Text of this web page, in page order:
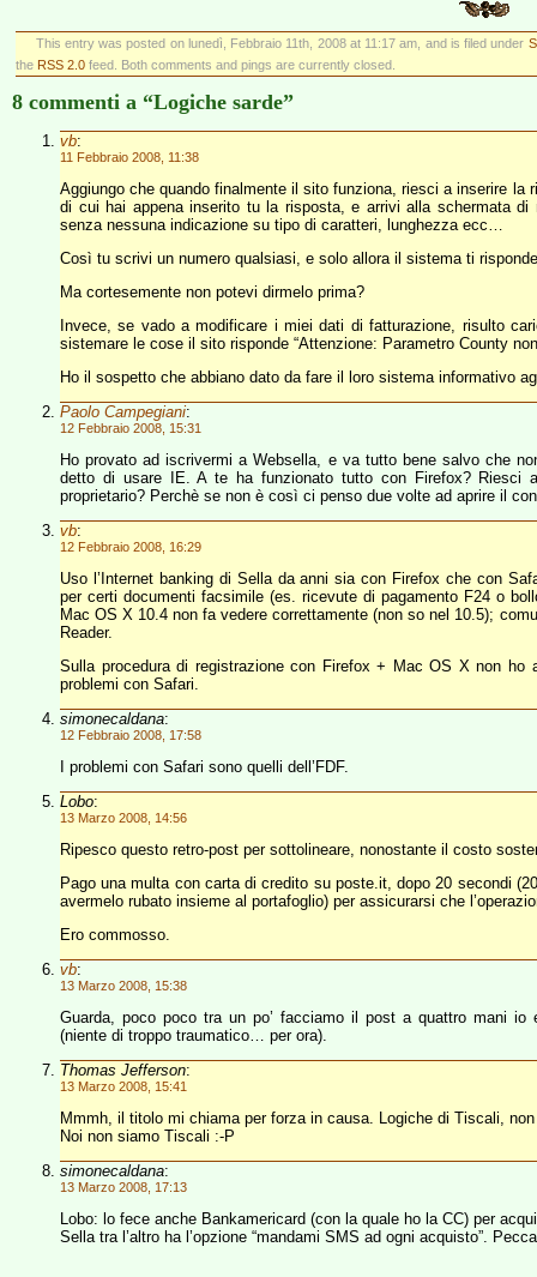
This entry was posted on lunedì, Febbraio 11th, 2008 at 11:17 am, and is filed under
the RSS 2.0 feed. Both comments and pings are currently closed.
8 commenti a “Logiche sarde”
vb:
11 Febbraio 2008, 11:38
Aggiungo che quando finalmente il sito funziona, riesci a inserire
di cui hai appena inserito tu la risposta, e arrivi alla schermata
senza nessuna indicazione su tipo di caratteri, lunghezza ecc…
Così tu scrivi un numero qualsiasi, e solo allora il sistema ti
Ma cortesemente non potevi dirmelo prima?
Invece, se vado a modificare i miei dati di fatturazione, risulto
sistemare le cose il sito risponde “Attenzione: Parametro County
Ho il sospetto che abbiano dato da fare il loro sistema informativo
Paolo Campegiani:
12 Febbraio 2008, 15:31
Ho provato ad iscrivermi a Websella, e va tutto bene salvo che
detto di usare IE. A te ha funzionato tutto con Firefox? Riesci
proprietario? Perchè se non è così ci penso due volte ad aprire il
vb:
12 Febbraio 2008, 16:29
Uso l’Internet banking di Sella da anni sia con Firefox che con
per certi documenti facsimile (es. ricevute di pagamento F24 o
Mac OS X 10.4 non fa vedere correttamente (non so nel 10.5);
Reader.
Sulla procedura di registrazione con Firefox + Mac OS X non
problemi con Safari.
simonecaldana:
12 Febbraio 2008, 17:58
I problemi con Safari sono quelli dell’FDF.
Lobo:
13 Marzo 2008, 14:56
Ripesco questo retro-post per sottolineare, nonostante il costo
Pago una multa con carta di credito su poste.it, dopo 20 secondi
avermelo rubato insieme al portafoglio) per assicurarsi che
Ero commosso.
vb:
13 Marzo 2008, 15:38
Guarda, poco poco tra un po’ facciamo il post a quattro mani
(niente di troppo traumatico… per ora).
Thomas Jefferson:
13 Marzo 2008, 15:41
Mmmh, il titolo mi chiama per forza in causa. Logiche di Tiscali,
Noi non siamo Tiscali :-P
simonecaldana:
13 Marzo 2008, 17:13
Lobo: lo fece anche Bankamericard (con la quale ho la CC) per
Sella tra l’altro ha l’opzione “mandami SMS ad ogni acquisto”.